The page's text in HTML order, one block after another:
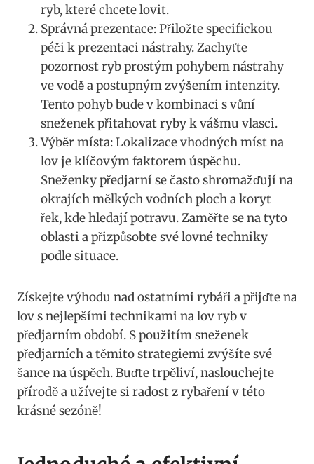
ryb, které chcete lovit.
Správná prezentace: Přiložte specifickou
péči k prezentaci nástrahy. Zachyťte
pozornost ryb prostým pohybem nástrahy
ve vodě a postupným zvýšením intenzity.
Tento pohyb bude v kombinaci s​ vůní
sneženek přitahovat ryby k vášmu vlasci.
Výběr místa:​ Lokalizace vhodných míst na
lov je‌ klíčovým faktorem úspěchu.
Sneženky předjarní se často shromažďují na
‍okrajích mělkých vodních ploch a koryt
řek, kde hledají potravu.⁣ Zaměřte se‌ na tyto
oblasti a ⁢přizpůsobte své lovné ‌techniky
podle situace.
Získejte výhodu nad ostatními rybáři a přijďte na
⁢lov s nejlepšími technikami na lov ryb v
předjarním období.⁢ S použitím ⁤sneženek
předjarních a těmito strategiemi zvýšíte své
šance na úspěch. Buďte trpěliví, naslouchejte
přírodě a užívejte si radost z rybaření v této
krásné sezóně!